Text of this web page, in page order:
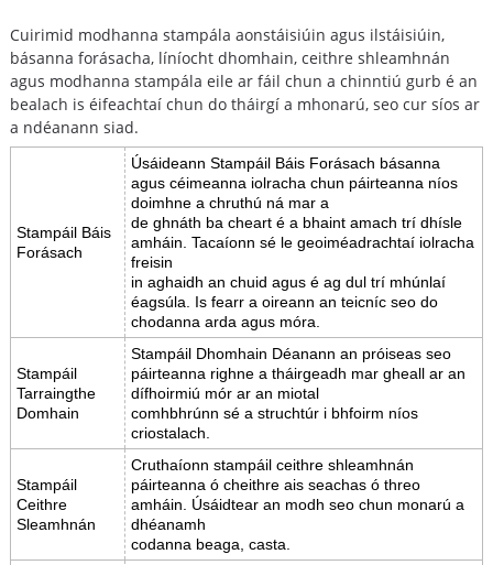
Cuirimid modhanna stampála aonstáisiúin agus ilstáisiúin,
básanna forásacha, líníocht dhomhain, ceithre shleamhnán
agus modhanna stampála eile ar fáil chun a chinntiú gurb é an
bealach is éifeachtaí chun do tháirgí a mhonarú, seo cur síos ar
a ndéanann siad.
Stampáil Báis
Forásach
Úsáideann Stampáil Báis Forásach básanna
agus céimeanna iolracha chun páirteanna níos
doimhne a chruthú ná mar a
de ghnáth ba cheart é a bhaint amach trí dhísle
amháin. Tacaíonn sé le geoiméadrachtaí iolracha
freisin
in aghaidh an chuid agus é ag dul trí mhúnlaí
éagsúla. Is fearr a oireann an teicníc seo do
chodanna arda agus móra.
Stampáil
Tarraingthe
Domhain
Stampáil Dhomhain Déanann an próiseas seo
páirteanna righne a tháirgeadh mar gheall ar an
dífhoirmiú mór ar an miotal
comhbhrúnn sé a struchtúr i bhfoirm níos
criostalach.
Stampáil
Ceithre
Sleamhnán
Cruthaíonn stampáil ceithre shleamhnán
páirteanna ó cheithre ais seachas ó threo
amháin. Úsáidtear an modh seo chun monarú a
dhéanamh
codanna beaga, casta.